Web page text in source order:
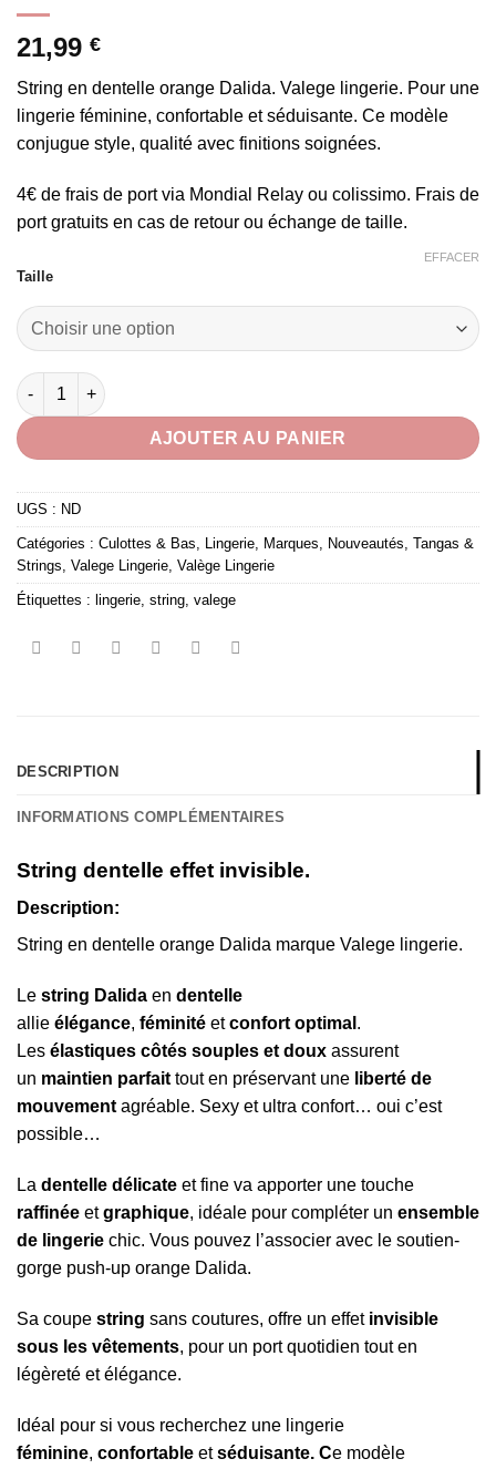
21,99 €
String en dentelle orange Dalida. Valege lingerie. Pour une
lingerie féminine, confortable et séduisante. Ce modèle
conjugue style, qualité avec finitions soignées.
4€ de frais de port via Mondial Relay ou colissimo. Frais de
port gratuits en cas de retour ou échange de taille.
Taille
EFFACER
quantité de String en dentelle orange Dalida
AJOUTER AU PANIER
UGS : ND
Catégories : Culottes & Bas Lingerie Marques Nouveautés Tangas &
Strings Valege Lingerie Valège Lingerie
Étiquettes : lingerie string valege
DESCRIPTION
INFORMATIONS COMPLÉMENTAIRES
String dentelle effet invisible.
Description:
String en dentelle orange Dalida marque Valege lingerie.
Le string Dalida en dentelle
allie élégance, féminité etconfort optimal .
Les élastiques côtés souples et doux assurent
un maintien parfait tout en préservant une liberté de
mouvement agréable. Sexy et ultra confort… oui c’est
possible…
La dentelle délicate et fine va apporter une touche
raffinée etgraphique, idéale pour compléter un ensemble
de lingerie chic. Vous pouvez l’associer avec le soutien-
gorge push-up orange Dalida.
Sa coupe string sans coutures, offre un effet invisible
sous les vêtements, pour un port quotidien tout en
légèreté et élégance.
Idéal pour si vous recherchez une lingerie
féminine, confortable etséduisante. Ce modèle